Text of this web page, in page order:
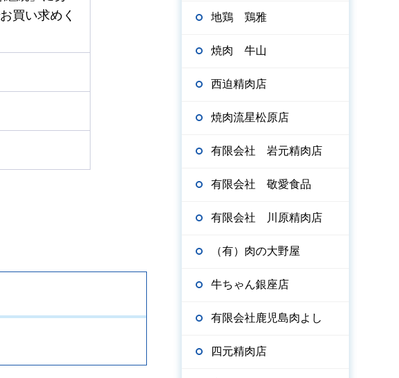
買い求めく
地鶏 鶏雅
焼肉 牛山
西迫精肉店
焼肉流星松原店
有限会社 岩元精肉店
有限会社 敬愛食品
有限会社 川原精肉店
（有）肉の大野屋
牛ちゃん銀座店
有限会社鹿児島肉よし
四元精肉店